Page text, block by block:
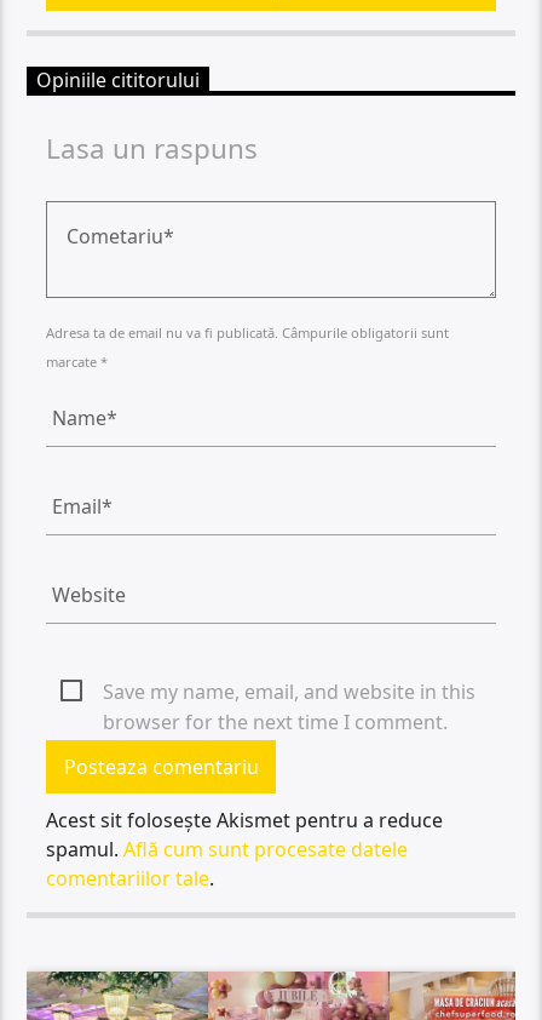
Opiniile cititorului
Lasa un raspuns
Adresa ta de email nu va fi publicată. Câmpurile obligatorii sunt
marcate *
Save my name, email, and website in this
browser for the next time I comment.
Acest sit folosește Akismet pentru a reduce
spamul.Află cum sunt procesate datele
comentariilor tale.